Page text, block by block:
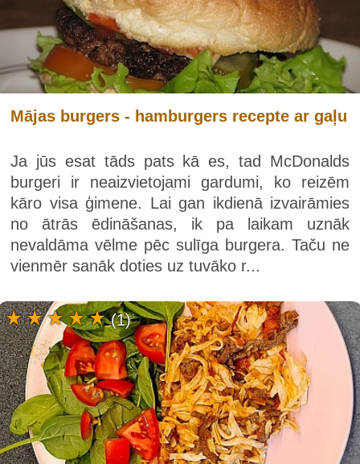
Mājas burgers - hamburgers recepte ar gaļu
Ja jūs esat tāds pats kā es, tad McDonalds
burgeri ir neaizvietojami gardumi, ko reizēm
kāro visa ģimene. Lai gan ikdienā izvairāmies
no ātrās ēdināšanas, ik pa laikam uznāk
nevaldāma vēlme pēc sulīga burgera. Taču ne
vienmēr sanāk doties uz tuvāko r...
(1)